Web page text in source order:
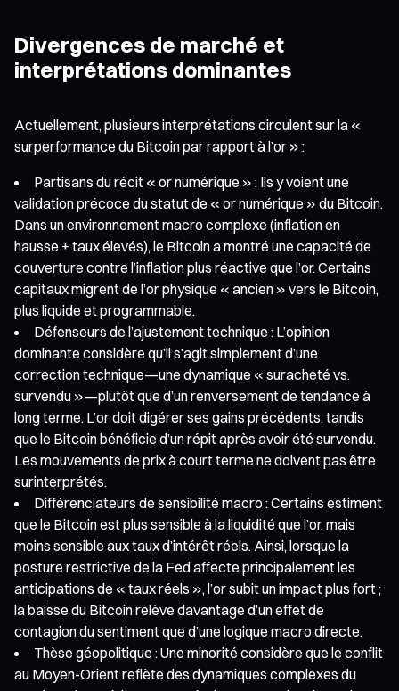
Divergences de marché et
interprétations dominantes
Actuellement, plusieurs interprétations circulent sur la «
surperformance du Bitcoin par rapport à l’or » :
Partisans du récit « or numérique » : Ils y voient une
validation précoce du statut de « or numérique » du Bitcoin.
Dans un environnement macro complexe (inflation en
hausse + taux élevés), le Bitcoin a montré une capacité de
couverture contre l’inflation plus réactive que l’or. Certains
capitaux migrent de l’or physique « ancien » vers le Bitcoin,
plus liquide et programmable.
Défenseurs de l’ajustement technique : L’opinion
dominante considère qu’il s’agit simplement d’une
correction technique—une dynamique « suracheté vs.
survendu »—plutôt que d’un renversement de tendance à
long terme. L’or doit digérer ses gains précédents, tandis
que le Bitcoin bénéficie d’un répit après avoir été survendu.
Les mouvements de prix à court terme ne doivent pas être
surinterprétés.
Différenciateurs de sensibilité macro : Certains estiment
que le Bitcoin est plus sensible à la liquidité que l’or, mais
moins sensible aux taux d’intérêt réels. Ainsi, lorsque la
posture restrictive de la Fed affecte principalement les
anticipations de « taux réels », l’or subit un impact plus fort ;
la baisse du Bitcoin relève davantage d’un effet de
contagion du sentiment que d’une logique macro directe.
Thèse géopolitique : Une minorité considère que le conflit
au Moyen-Orient reflète des dynamiques complexes du